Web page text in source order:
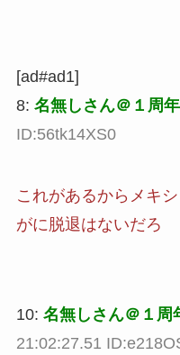
[ad#ad1]
8: 名無しさん＠１周年
ID:56tk14XS0
これがあるからメキ
がに脱退はないだろ
10: 名無しさん＠１周
21:02:27.51